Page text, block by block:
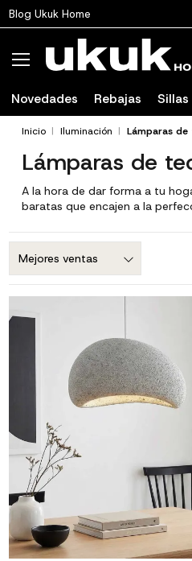
Blog Ukuk Home
Novedades Rebajas
Inicio Iluminación Lámparas de
Lámparas de
A la hora de dar forma a tu
baratas que encajen a la